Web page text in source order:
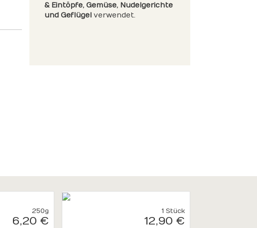
& Eintöpfe, Gemüse, Nudelgerichte
und Geflügel verwendet.
250g
6,20 €
1 Stück
12,90 €